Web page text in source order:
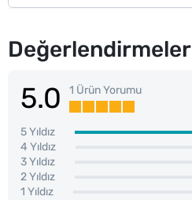
Değerlendirmeler
5.0 1 Ürün Yorumu
5 Yıldız
4 Yıldız
3 Yıldız
2 Yıldız
1 Yıldız